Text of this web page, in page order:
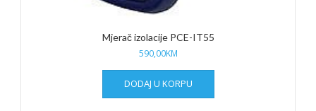
Mjerač izolacije PCE-IT55
590,00KM
DODAJ U KORPU